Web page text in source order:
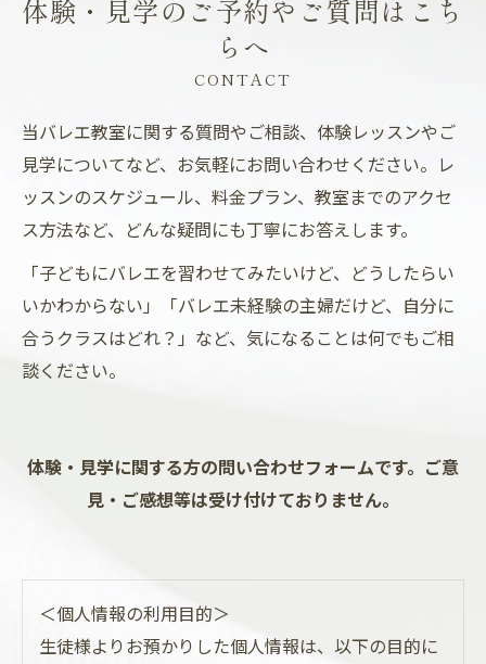
体験・見学のご予約やご質問はこち
らへ
CONTACT
当バレエ教室に関する質問やご相談、体験レッスンやご
見学についてなど、お気軽にお問い合わせください。レ
ッスンのスケジュール、料金プラン、教室までのアクセ
ス方法など、どんな疑問にも丁寧にお答えします。
「子どもにバレエを習わせてみたいけど、どうしたらい
いかわからない」「バレエ未経験の主婦だけど、自分に
合うクラスはどれ？」など、気になることは何でもご相
談ください。
体験・見学に関する方の問い合わせフォームです。ご意
見・ご感想等は受け付けておりません。
＜個人情報の利用目的＞
生徒様よりお預かりした個人情報は、以下の目的に